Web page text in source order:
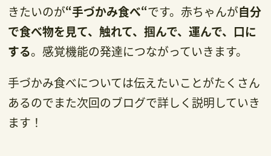
きたいのが“手づかみ食べ“です。赤ちゃんが自分
で食べ物を見て、触れて、掴んで、運んで、口に
する。感覚機能の発達につながっていきます。
手づかみ食べについては伝えたいことがたくさん
あるのでまた次回のブログで詳しく説明していき
ます！